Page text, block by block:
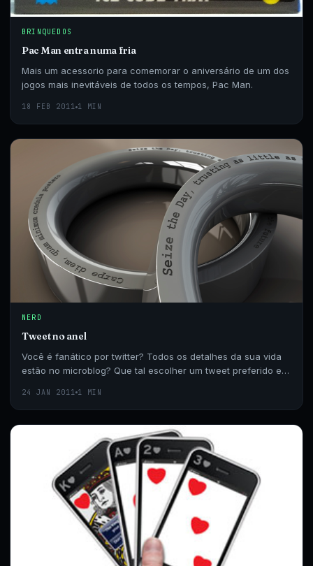
BRINQUEDOS
Pac Man entra numa fria
Mais um acessorio para comemorar o aniversário de um dos
jogos mais inevitáveis de todos os tempos, Pac Man.
18 FEB 2011 1 MIN
NERD
Tweet no anel
Você é fanático por twitter? Todos os detalhes da sua vida
estão no microblog? Que tal escolher um tweet preferido e
24 JAN 2011 1 MIN